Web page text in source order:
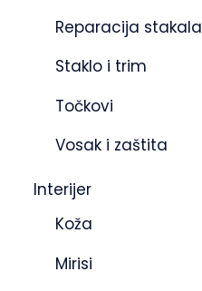
Reparacija stakala
Staklo i trim
Točkovi
Vosak i zaštita
Interijer
Koža
Mirisi